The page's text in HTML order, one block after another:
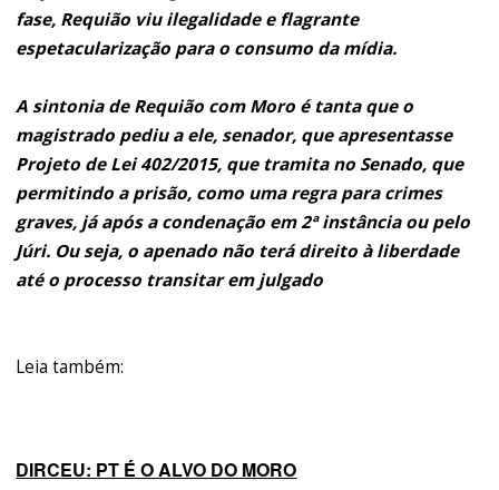
fase, Requião viu ilegalidade e flagrante
espetacularização para o consumo da mídia.
A sintonia de Requião com Moro é tanta que o
magistrado pediu a ele, senador, que apresentasse
Projeto de Lei 402/2015, que tramita no Senado, que
permitindo a prisão, como uma regra para crimes
graves, já após a condenação em 2ª instância ou pelo
Júri. Ou seja, o apenado não terá direito à liberdade
até o processo transitar em julgado
Leia também:
DIRCEU: PT É O ALVO DO MORO